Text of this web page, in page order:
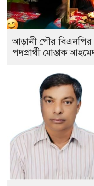
আড়ানী পৌর বিএনপির
পদপ্রার্থী মোস্তাক